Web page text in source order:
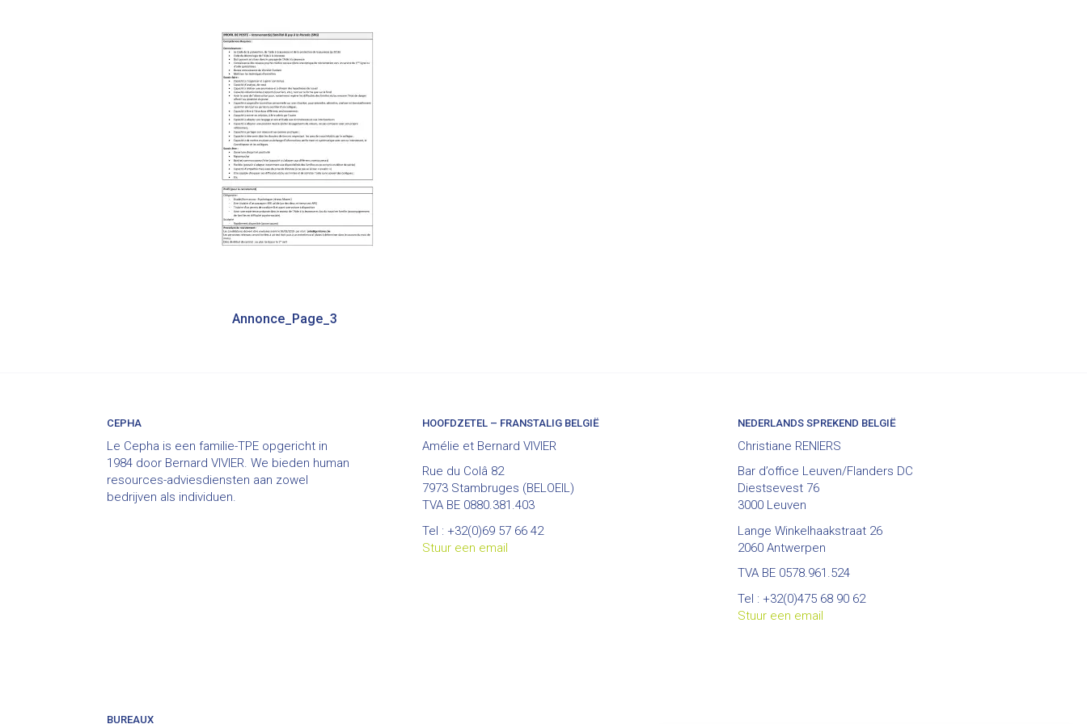
Bericht
Annonce_Page_3
CEPHA
Le Cepha is een familie-TPE opgericht in
1984 door Bernard VIVIER. We bieden human
resources-adviesdiensten aan zowel
bedrijven als individuen.
HOOFDZETEL – FRANSTALIG BELGIË
Amélie et Bernard VIVIER
Rue du Colâ 82
7973 Stambruges (BELOEIL)
TVA BE 0880.381.403
Tel : +32(0)69 57 66 42
Stuur een email
NEDERLANDS SPREKEND BELGIË
Christiane RENIERS
Bar d’office Leuven/Flanders DC
Diestsevest 76
3000 Leuven
Lange Winkelhaakstraat 26
2060 Antwerpen
TVA BE 0578.961.524
Tel : +32(0)475 68 90 62
Stuur een email
BUREAUX